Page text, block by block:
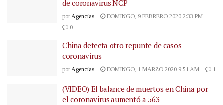
de coronavirus NCP
porAgencias
DOMINGO, 9 FEBRERO 2020 2:33 PM
0
China detecta otro repunte de casos
coronavirus
porAgencias DOMINGO, 1 MARZO 2020 9:51 AM 1
(VIDEO) El balance de muertos en China por
el coronavirus aumentó a 563